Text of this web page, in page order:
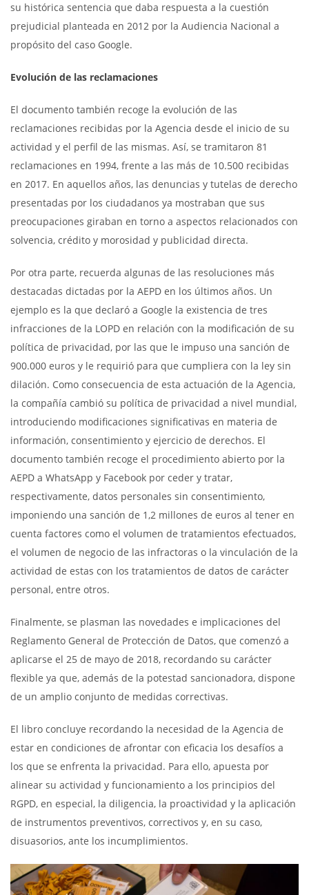
su histórica sentencia que daba respuesta a la cuestión
prejudicial planteada en 2012 por la Audiencia Nacional a
propósito del caso Google.
Evolución de las reclamaciones
El documento también recoge la evolución de las
reclamaciones recibidas por la Agencia desde el inicio de su
actividad y el perfil de las mismas. Así, se tramitaron 81
reclamaciones en 1994, frente a las más de 10.500 recibidas
en 2017. En aquellos años, las denuncias y tutelas de derecho
presentadas por los ciudadanos ya mostraban que sus
preocupaciones giraban en torno a aspectos relacionados con
solvencia, crédito y morosidad y publicidad directa.
Por otra parte, recuerda algunas de las resoluciones más
destacadas dictadas por la AEPD en los últimos años. Un
ejemplo es la que declaró a Google la existencia de tres
infracciones de la LOPD en relación con la modificación de su
política de privacidad, por las que le impuso una sanción de
900.000 euros y le requirió para que cumpliera con la ley sin
dilación. Como consecuencia de esta actuación de la Agencia,
la compañía cambió su política de privacidad a nivel mundial,
introduciendo modificaciones significativas en materia de
información, consentimiento y ejercicio de derechos. El
documento también recoge el procedimiento abierto por la
AEPD a WhatsApp y Facebook por ceder y tratar,
respectivamente, datos personales sin consentimiento,
imponiendo una sanción de 1,2 millones de euros al tener en
cuenta factores como el volumen de tratamientos efectuados,
el volumen de negocio de las infractoras o la vinculación de la
actividad de estas con los tratamientos de datos de carácter
personal, entre otros.
Finalmente, se plasman las novedades e implicaciones del
Reglamento General de Protección de Datos, que comenzó a
aplicarse el 25 de mayo de 2018, recordando su carácter
flexible ya que, además de la potestad sancionadora, dispone
de un amplio conjunto de medidas correctivas.
El libro concluye recordando la necesidad de la Agencia de
estar en condiciones de afrontar con eficacia los desafíos a
los que se enfrenta la privacidad. Para ello, apuesta por
alinear su actividad y funcionamiento a los principios del
RGPD, en especial, la diligencia, la proactividad y la aplicación
de instrumentos preventivos, correctivos y, en su caso,
disuasorios, ante los incumplimientos.